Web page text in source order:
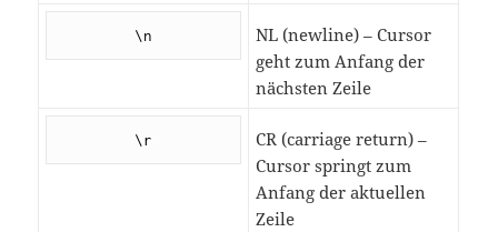
\n
NL (newline) – Cursor
geht zum Anfang der
nächsten Zeile
\r
CR (carriage return) –
Cursor springt zum
Anfang der aktuellen
Zeile